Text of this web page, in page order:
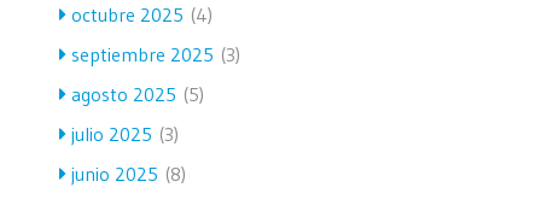
octubre 2025 (4)
septiembre 2025 (3)
agosto 2025 (5)
julio 2025 (3)
junio 2025 (8)